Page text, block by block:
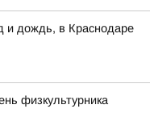
и дождь, в Краснодаре
физкультурника